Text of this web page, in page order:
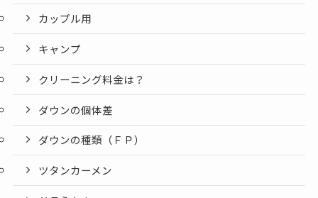
カップル用
キャンプ
クリーニング料金は？
ダウンの個体差
ダウンの種類（ＦＰ）
ツタンカーメン